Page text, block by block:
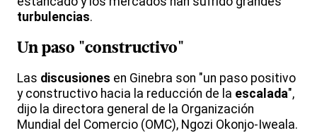
turbulencias.
Un paso "constructivo"
Las discusiones en Ginebra son "un paso positivo
y constructivo hacia la reducción de la escalada",
dijo la directora general de la Organización
Mundial del Comercio (OMC), Ngozi Okonjo-Iweala.